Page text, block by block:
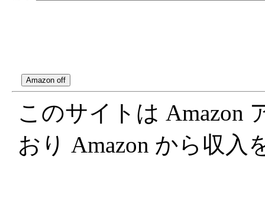
このサイトは Amazon
おり Amazon から収入